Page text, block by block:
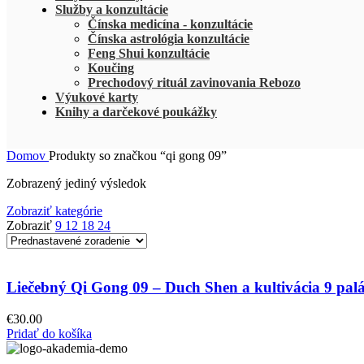
Služby a konzultácie
Čínska medicína - konzultácie
Čínska astrológia konzultácie
Feng Shui konzultácie
Koučing
Prechodový rituál zavinovania Rebozo
Výukové karty
Knihy a darčekové poukážky
Domov Produkty so značkou “qi gong 09”
Zobrazený jediný výsledok
Zobraziť kategórie
Zobraziť 9 12 18 24
Liečebný Qi Gong 09 – Duch Shen a kultivácia 9
€30.00
Pridať do košíka